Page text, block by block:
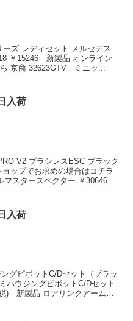
ズ レディセット メルセデス-
￥15246 新製品 オンライン
京商 32623GTV ミニッ...
入荷
V2 ブラシレスESC ブラック
ップでお求めの場合はコチラ
スタースペクター ￥30646
入荷
グピボットC/Dセット（ブラッ
ウジングピボットC/Dセット
) 新製品 ロアリンクアームを